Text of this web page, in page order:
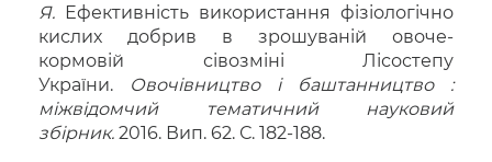
Я. Ефективність використання фізіологічно
кислих добрив в зрошуваній овоче-
кормовій сівозміні Лісостепу
України.
Овочівництво і баштанництво :
міжвідомчий тематичний науковий
збірник. 2016. Вип. 62. С. 182-188.